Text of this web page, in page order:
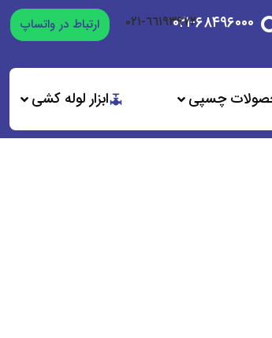
۰۲۱-۶۸۴۹۶۰۰۰٦٦١٩٣٩٧٢-٠٢١ ارتباط در واتساپ
چسپی ابزار لوله کشی